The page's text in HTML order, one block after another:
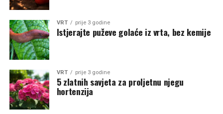
VRT prije 3 godine
Istjerajte puževe golaće iz vrta, bez kemije
VRT prije 3 godine
5 zlatnih savjeta za proljetnu njegu
hortenzija